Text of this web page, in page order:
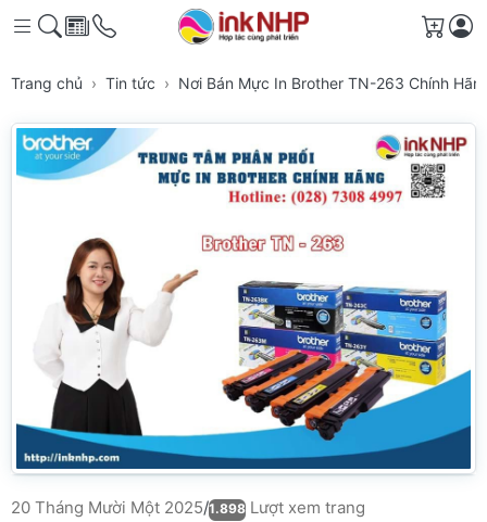
Giỏ
Trang chủ Tin tức Nơi Bán Mực In Brother TN-263 Chính
20 Tháng Mười Một 2025/1.898 Lượt xem trang